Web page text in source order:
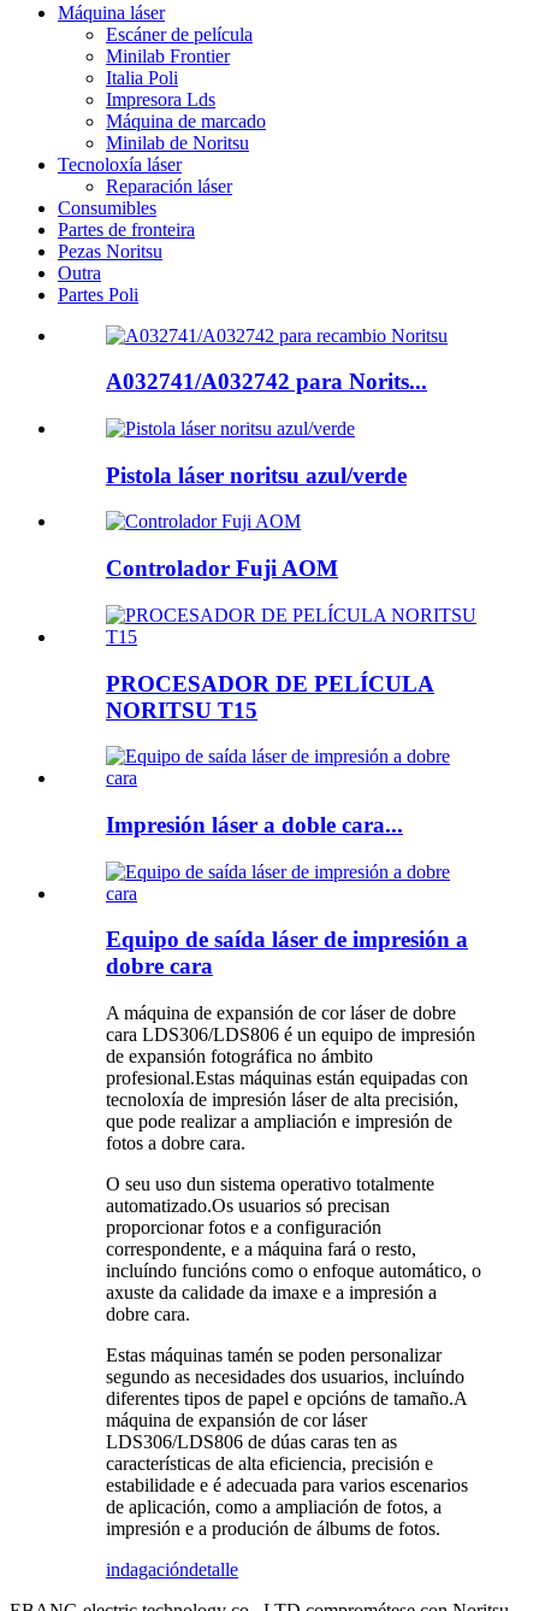
Máquina láser
Escáner de película
Minilab Frontier
Italia Poli
Impresora Lds
Máquina de marcado
Minilab de Noritsu
Tecnoloxía láser
Reparación láser
Consumibles
Partes de fronteira
Pezas Noritsu
Outra
Partes Poli
A032741/A032742 para Norits...
Pistola láser noritsu azul/verde
Controlador Fuji AOM
PROCESADOR DE PELÍCULA
NORITSU T15
Impresión láser a doble cara...
Equipo de saída láser de impresión a
dobre cara
A máquina de expansión de cor láser de dobre
cara LDS306/LDS806 é un equipo de impresión
de expansión fotográfica no ámbito
profesional.Estas máquinas están equipadas con
tecnoloxía de impresión láser de alta precisión,
que pode realizar a ampliación e impresión de
fotos a dobre cara.
O seu uso dun sistema operativo totalmente
automatizado.Os usuarios só precisan
proporcionar fotos e a configuración
correspondente, e a máquina fará o resto,
incluíndo funcións como o enfoque automático, o
axuste da calidade da imaxe e a impresión a
dobre cara.
Estas máquinas tamén se poden personalizar
segundo as necesidades dos usuarios, incluíndo
diferentes tipos de papel e opcións de tamaño.A
máquina de expansión de cor láser
LDS306/LDS806 de dúas caras ten as
características de alta eficiencia, precisión e
estabilidade e é adecuada para varios escenarios
de aplicación, como a ampliación de fotos, a
impresión e a produción de álbums de fotos.
indagacióndetalle